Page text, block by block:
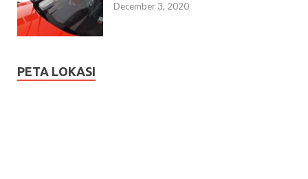
December 3, 2020
PETA LOKASI